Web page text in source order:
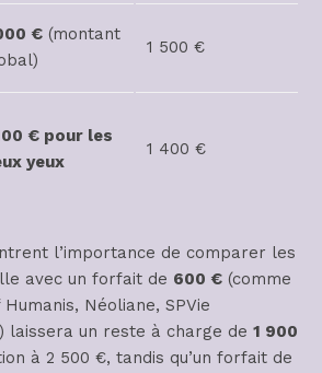
€ (montant
1 500 €
€ pour les
yeux
1 400 €
l’importance de comparer les
avec un forfait de 600 € (comme
Néoliane, SPVie
laissera un reste à charge de 1 900
à 2 500 €, tandis qu’un forfait de